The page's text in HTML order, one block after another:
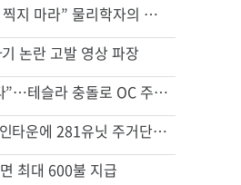
“로또, 이 번호 찍지 마라” 물리학자의 당첨금 높이는 비밀
논란 고발 영상 파장
“전쟁터 같았다”…테슬라 충돌로 OC 주택 4채 파손
부에나파크 한인타운에 281유닛 주거단지 들어선다
최대 600불 지급